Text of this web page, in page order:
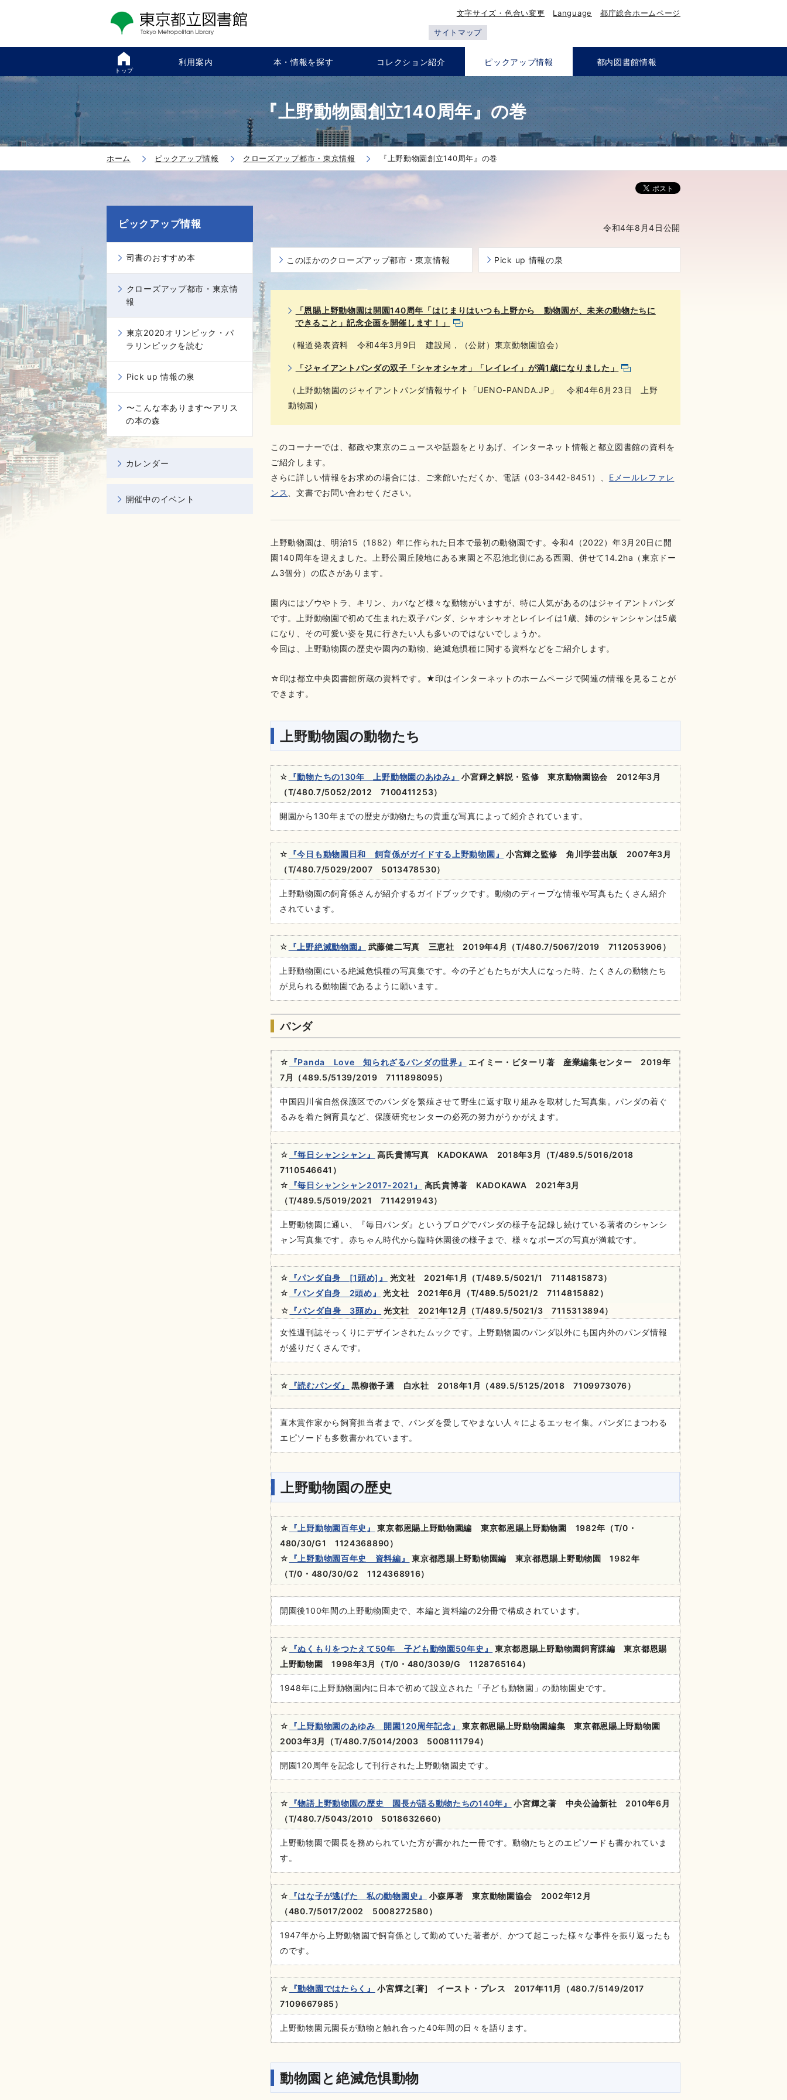
文字サイズ・色合い変更 Language 都庁総合ホームページ
サイトマップ
トップ
利用案内 本・情報を探す コレクション紹介 ピックアップ情報 都内図書館情報
『上野動物園創立140周年』の巻
ホーム ピックアップ情報 クローズアップ都市・東京情報 『上野動物園創立140周年』の巻
令和4年8月4日公開
このほかのクローズアップ都市・東京情報 Pick up 情報の泉
「恩賜上野動物園は開園140周年「はじまりはいつも上野から 動物園が、未来の動物たちに
できること」記念企画を開催します！」
（報道発表資料 令和4年3月9日 建設局，（公財）東京動物園協会）
「ジャイアントパンダの双子「シャオシャオ」「レイレイ」が満1歳になりました」
（上野動物園のジャイアントパンダ情報サイト「UENO-PANDA.JP」 令和4年6月23日 上野
動物園）
このコーナーでは、都政や東京のニュースや話題をとりあげ、インターネット情報と都立図書館の資料を
ご紹介します。
さらに詳しい情報をお求めの場合には、ご来館いただくか、電話（03-3442-8451）、 Eメールレファレ
ンス
、文書でお問い合わせください。
上野動物園は、明治15（1882）年に作られた日本で最初の動物園です。令和4（2022）年3月20日に開
園140周年を迎えました。上野公園丘陵地にある東園と不忍池北側にある西園、併せて14.2ha（東京ドー
ム3個分）の広さがあります。
園内にはゾウやトラ、キリン、カバなど様々な動物がいますが、特に人気があるのはジャイアントパンダ
です。上野動物園で初めて生まれた双子パンダ、シャオシャオとレイレイは1歳、姉のシャンシャンは5歳
になり、その可愛い姿を見に行きたい人も多いのではないでしょうか。
今回は、上野動物園の歴史や園内の動物、絶滅危惧種に関する資料などをご紹介します。
☆印は都立中央図書館所蔵の資料です。★印はインターネットのホームページで関連の情報を見ることが
できます。
上野動物園の動物たち
☆ 『動物たちの130年 上野動物園のあゆみ』
小宮輝之解説・監修 東京動物園協会 2012年3月
（T/480.7/5052/2012 7100411253）
開園から130年までの歴史が動物たちの貴重な写真によって紹介されています。
☆ 『今日も動物園日和 飼育係がガイドする上野動物園』 小宮輝之監修 角川学芸出版 2007年3 月
（T/480.7/5029/2007 5013478530）
上野動物園の飼育係さんが紹介するガイドブックです。動物のディープな情報や写真もたくさん紹介
されています。
☆ 『上野絶滅動物園』 武藤健二写真 三恵社 2019年4 月 （T/480.7/5067/2019 7112053906）
上野動物園にいる絶滅危惧種の写真集です。今の子どもたちが大人になった時、たくさんの動物たち
が見られる動物園であるように願います。
パンダ
☆ 『Panda Love 知られざるパンダの世界』 エイミー・ビターリ著 産業編集センター 2019年
7 月 （489.5/5139/2019 7111898095）
中国四川省自然保護区でのパンダを繁殖させて野生に返す取り組みを取材した写真集。パンダの着ぐ
るみを着た飼育員など、保護研究センターの必死の努力がうかがえます。
☆ 『毎日シャンシャン』 高氏貴博写真 KADOKAWA 2018年3 月
（T/489.5/5016/2018
7110546641）
☆
『毎日シャンシャン2017-2021』 高氏貴博著 KADOKAWA 2021年3月
（T/489.5/5019/2021 7114291943）
上野動物園に通い、『毎日パンダ』というブログでパンダの様子を記録し続けている著者のシャンシ
ャン写真集です。赤ちゃん時代から臨時休園後の様子まで、様々なポーズの写真が満載です。
☆ 『パンダ自身 [1頭め]』 光文社 2021年1 月
（T/489.5/5021/1 7114815873）
☆
『パンダ自身 2頭め』 光文社 2021年6 月
（T/489.5/5021/2 7114815882）
☆ 『パンダ自身 3頭め』 光文社 2021年12 月 （T/489.5/5021/3 7115313894）
女性週刊誌そっくりにデザインされたムックです。上野動物園のパンダ以外にも国内外のパンダ情報
が盛りだくさんです。
☆ 『読むパンダ』 黒柳徹子選 白水社 2018年1 月 （489.5/5125/2018 7109973076）
直木賞作家から飼育担当者まで、パンダを愛してやまない人々によるエッセイ集。パンダにまつわる
エピソードも多数書かれています。
上野動物園の歴史
☆ 『上野動物園百年史』 東京都恩賜上野動物園編 東京都恩賜上野動物園 1982年 （T/0・
480/30/G1 1124368890）
☆
『上野動物園百年史 資料編』 東京都恩賜上野動物園編 東京都恩賜上野動物園 1982年
（T/0・480/30/G2 1124368916）
開園後100年間の上野動物園史で、本編と資料編の2分冊で構成されています。
☆ 『ぬくもりをつたえて50年 子ども動物園50年史』
東京都恩賜上野動物園飼育課編 東京都恩賜
上野動物園 1998年3月 （T/0・480/3039/G 1128765164）
1948年に上野動物園内に日本で初めて設立された「子ども動物園」の動物園史です。
☆ 『上野動物園のあゆみ 開園120周年記念』
東京都恩賜上野動物園編集 東京都恩賜上野動物園
2003年3月 （T/480.7/5014/2003 5008111794）
開園120周年を記念して刊行された上野動物園史です。
☆ 『物語上野動物園の歴史 園長が語る動物たちの140年』 小宮輝之著 中央公論新社 2010年6 月
（T/480.7/5043/2010 5018632660）
上野動物園で園長を務められていた方が書かれた一冊です。動物たちとのエピソードも書かれていま
す。
☆ 『はな子が逃げた 私の動物園史』 小森厚著 東京動物園協会 2002年12 月
（480.7/5017/2002 5008272580）
1947年から上野動物園で飼育係として勤めていた著者が、かつて起こった様々な事件を振り返ったも
のです。
☆ 『動物園ではたらく』 小宮輝之[著] イースト・プレス 2017年11 月
（480.7/5149/2017
7109667985）
上野動物園元園長が動物と触れ合った40年間の日々を語ります。
動物園と絶滅危惧動物
ピックアップ情報
司書のおすすめ本
クローズアップ都市・東京情
報
東京2020オリンピック・パ
ラリンピックを読む
Pick up 情報の泉
〜こんな本あります〜アリス
の本の森
カレンダー
開催中のイベント